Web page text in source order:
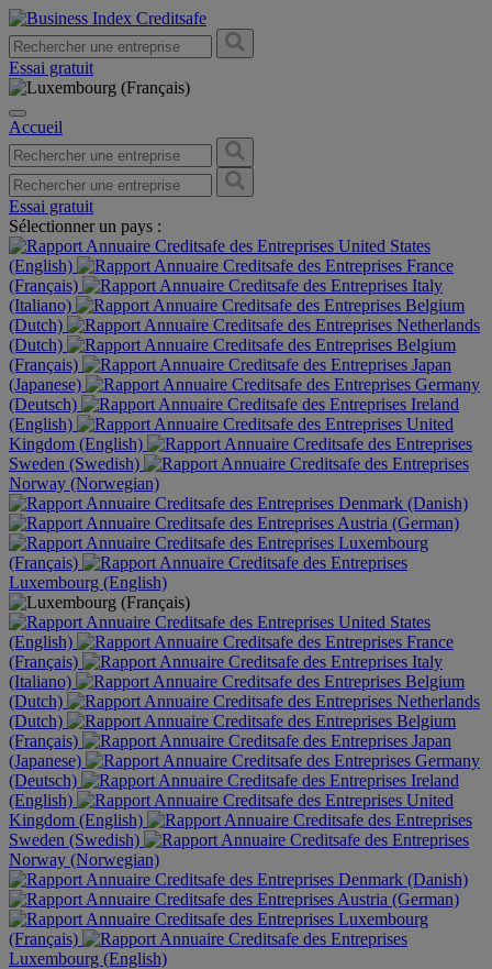
Essai gratuit
Accueil
Essai gratuit
Sélectionner un pays :
United States
(English)
France
(Français)
Italy
(Italiano)
Belgium
(Dutch)
Netherlands
(Dutch)
Belgium
(Français)
Japan
(Japanese)
Germany
(Deutsch)
Ireland
(English)
United
Kingdom (English)
Sweden (Swedish)
Norway (Norwegian)
Denmark (Danish)
Austria (German)
Luxembourg
(Français)
Luxembourg (English)
United States
(English)
France
(Français)
Italy
(Italiano)
Belgium
(Dutch)
Netherlands
(Dutch)
Belgium
(Français)
Japan
(Japanese)
Germany
(Deutsch)
Ireland
(English)
United
Kingdom (English)
Sweden (Swedish)
Norway (Norwegian)
Denmark (Danish)
Austria (German)
Luxembourg
(Français)
Luxembourg (English)